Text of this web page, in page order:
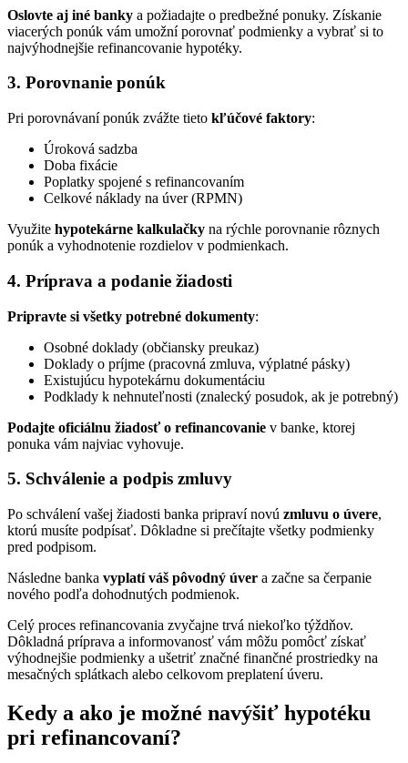
Oslovte aj iné banky a požiadajte o predbežné ponuky. Získanie
viacerých ponúk vám umožní porovnať podmienky a vybrať si to
najvýhodnejšie refinancovanie hypotéky.
3. Porovnanie ponúk
Pri porovnávaní ponúk zvážte tieto kľúčové faktory:
Úroková sadzba
Doba fixácie
Poplatky spojené s refinancovaním
Celkové náklady na úver (RPMN)
Využite hypotekárne kalkulačky na rýchle porovnanie rôznych
ponúk a vyhodnotenie rozdielov v podmienkach.
4. Príprava a podanie žiadosti
Pripravte si všetky potrebné dokumenty:
Osobné doklady (občiansky preukaz)
Doklady o príjme (pracovná zmluva, výplatné pásky)
Existujúcu hypotekárnu dokumentáciu
Podklady k nehnuteľnosti (znalecký posudok, ak je potrebný)
Podajte oficiálnu žiadosť o refinancovanie v banke, ktorej
ponuka vám najviac vyhovuje.
5. Schválenie a podpis zmluvy
Po schválení vašej žiadosti banka pripraví novú zmluvu o úvere,
ktorú musíte podpísať. Dôkladne si prečítajte všetky podmienky
pred podpisom.
Následne banka vyplatí váš pôvodný úver a začne sa čerpanie
nového podľa dohodnutých podmienok.
Celý proces refinancovania zvyčajne trvá niekoľko týždňov.
Dôkladná príprava a informovanosť vám môžu pomôcť získať
výhodnejšie podmienky a ušetriť značné finančné prostriedky na
mesačných splátkach alebo celkovom preplatení úveru.
Kedy a ako je možné navýšiť hypotéku
pri refinancovaní?